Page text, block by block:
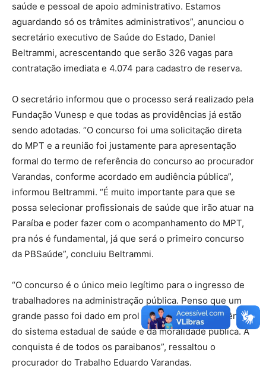
saúde e pessoal de apoio administrativo. Estamos
aguardando só os trâmites administrativos”, anunciou o
secretário executivo de Saúde do Estado, Daniel
Beltrammi, acrescentando que serão 326 vagas para
contratação imediata e 4.074 para cadastro de reserva.
O secretário informou que o processo será realizado pela
Fundação Vunesp e que todas as providências já estão
sendo adotadas. “O concurso foi uma solicitação direta
do MPT e a reunião foi justamente para apresentação
formal do termo de referência do concurso ao procurador
Varandas, conforme acordado em audiência pública”,
informou Beltrammi. “É muito importante para que se
possa selecionar profissionais de saúde que irão atuar na
Paraíba e poder fazer com o acompanhamento do MPT,
pra nós é fundamental, já que será o primeiro concurso
da PBSaúde”, concluiu Beltrammi.
“O concurso é o único meio legítimo para o ingresso de
trabalhadores na administração pública. Penso que um
grande passo foi dado em prol da otimização e eficiência
do sistema estadual de saúde e da moralidade pública. A
conquista é de todos os paraibanos”, ressaltou o
procurador do Trabalho Eduardo Varandas.